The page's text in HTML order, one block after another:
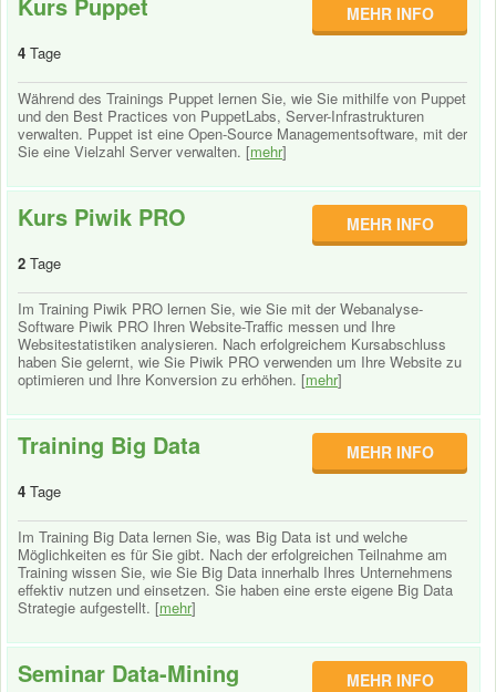
4 Tage
MEHR INFO
Während des Trainings Puppet lernen Sie, wie Sie mithilfe von Puppet
und den Best Practices von PuppetLabs, Server-Infrastrukturen
verwalten. Puppet ist eine Open-Source Managementsoftware, mit der
Sie eine Vielzahl Server verwalten. [mehr]
Kurs Piwik PRO
2 Tage
MEHR INFO
Im Training Piwik PRO lernen Sie, wie Sie mit der Webanalyse-
Software Piwik PRO Ihren Website-Traffic messen und Ihre
Websitestatistiken analysieren. Nach erfolgreichem Kursabschluss
haben Sie gelernt, wie Sie Piwik PRO verwenden um Ihre Website zu
optimieren und Ihre Konversion zu erhöhen. [mehr]
Training Big Data
4 Tage
MEHR INFO
Im Training Big Data lernen Sie, was Big Data ist und welche
Möglichkeiten es für Sie gibt. Nach der erfolgreichen Teilnahme am
Training wissen Sie, wie Sie Big Data innerhalb Ihres Unternehmens
effektiv nutzen und einsetzen. Sie haben eine erste eigene Big Data
Strategie aufgestellt. [mehr]
Seminar Data-Mining MEHR INFO